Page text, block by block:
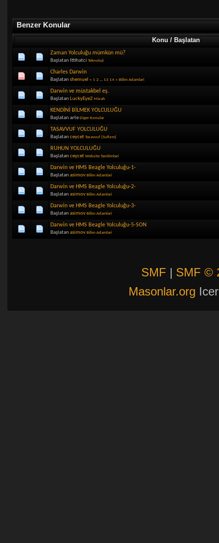
Benzer Konular
Konu / Başlatan
Zaman Yolculuğu mümkün mü?
Başlatan Ittihatci Teknoloji
Charles Darwin
Başlatan shemuel « 1 2 ... 13 14» Bilim Adamlari
Darwin ve müstakbel eş.
Başlatan LuckyEye2 Mizah
KENDİNİ BİLMEK YOLCULUĞU
Başlatan arte Diger Konular
TASAVVUF YOLCULUĞU
Başlatan ceycet Tasavvuf (Sufizm)
RUHUN YOLCULUĞU
Başlatan ceycet Website Tanitimlari
Darwin ve HMS Beagle Yolculuğu-1-
Başlatan asimov Bilim Adamlari
Darwin ve HMS Beagle Yolculuğu-2-
Başlatan asimov Bilim Adamlari
Darwin ve HMS Beagle Yolculuğu-3-
Başlatan asimov Bilim Adamlari
Darwin ve HMS Beagle Yolculuğu-5-SON
Başlatan asimov Bilim Adamlari
SMF | SMF ©
Masonlar.org